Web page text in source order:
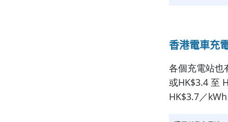
香港電車充
各個充電站也
或HK$3.4 至
HK$3.7／